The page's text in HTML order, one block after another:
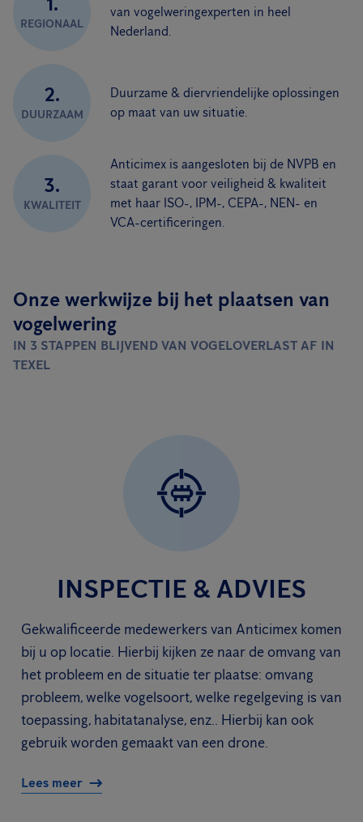
REGIONAAL
van vogelweringexperten in heel
Nederland.
2.
DUURZAAM
Duurzame & diervriendelijke oplossingen
op maat van uw situatie.
3.
KWALITEIT
Anticimex is aangesloten bij de NVPB en
staat garant voor veiligheid & kwaliteit
met haar ISO-, IPM-, CEPA-, NEN- en
VCA-certificeringen.
Onze werkwijze bij het plaatsen van
vogelwering
IN 3 STAPPEN BLIJVEND VAN VOGELOVERLAST AF IN
TEXEL
INSPECTIE & ADVIES
Gekwalificeerde medewerkers van Anticimex komen
bij u op locatie. Hierbij kijken ze naar de omvang van
het probleem en de situatie ter plaatse: omvang
probleem, welke vogelsoort, welke regelgeving is van
toepassing, habitatanalyse, enz.. Hierbij kan ook
gebruik worden gemaakt van een drone.
Lees meer